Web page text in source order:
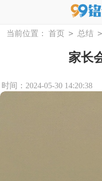
当前位置： 首页 > 总结 >
家长
时间：2024-05-30 14:20:38